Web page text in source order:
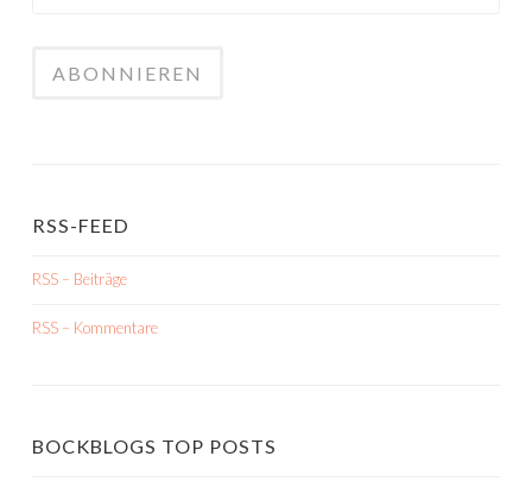
RSS-FEED
RSS – Beiträge
RSS – Kommentare
BOCKBLOGS TOP POSTS